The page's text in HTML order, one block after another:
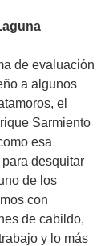
de evaluación
a algunos
el
Sarmiento
esa
desquitar
de los
con
de cabildo,
y lo más